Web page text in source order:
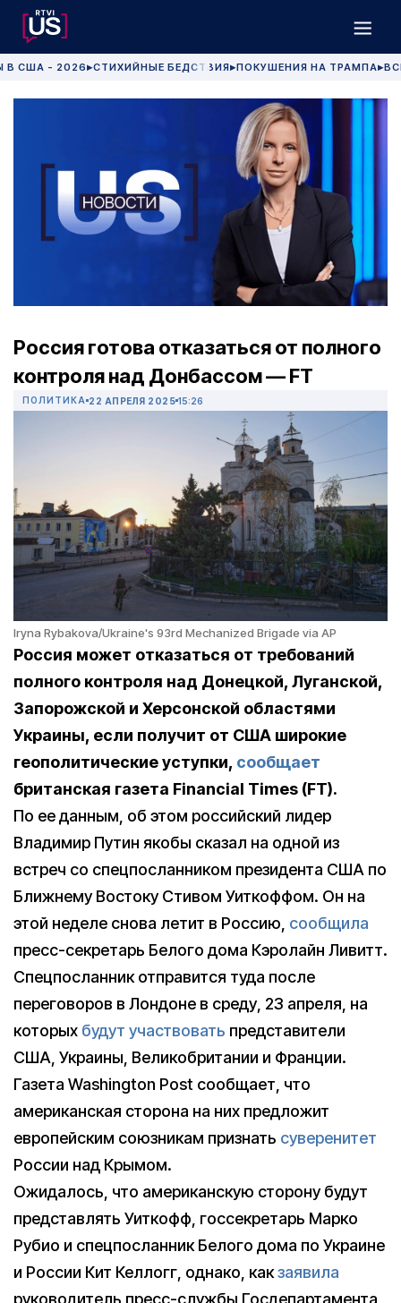
В США - 2026 ▶СТИХИЙНЫЕ БЕДСТВИЯ▶ПОКУШЕНИЯ НА ТРАМПА▶
Россия готова отказаться от полного
контроля над Донбассом — FT
ПОЛИТИКА 22 АПРЕЛЯ 2025 15:26
Iryna Rybakova/Ukraine's 93rd Mechanized Brigade via AP
Россия может отказаться от требований
полного контроля над Донецкой, Луганской,
Запорожской и Херсонской областями
Украины, если получит от США широкие
геополитические уступки, сообщает
британская газета Financial Times (FT).
По ее данным, об этом российский лидер
Владимир Путин якобы сказал на одной из
встреч со спецпосланником президента США по
Ближнему Востоку Стивом Уиткоффом. Он на
этой неделе снова летит в Россию, сообщила
пресс-секретарь Белого дома Кэролайн Ливитт.
Спецпосланник отправится туда после
переговоров в Лондоне в среду, 23 апреля, на
которых будут участвовать представители
США, Украины, Великобритании и Франции.
Газета Washington Post сообщает, что
американская сторона на них предложит
европейским союзникам признать суверенитет
России над Крымом.
Ожидалось, что американскую сторону будут
представлять Уиткофф, госсекретарь Марко
Рубио и спецпосланник Белого дома по Украине
и России Кит Келлогг, однако, какзаявила
руководитель пресс-службы Госдепартамента